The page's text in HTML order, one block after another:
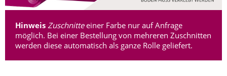
Hinweis Zuschnitteeiner Farbe nur auf Anfrage
möglich. Bei einer Bestellung von mehreren Zuschnitten
werden diese automatisch als ganze Rolle geliefert.